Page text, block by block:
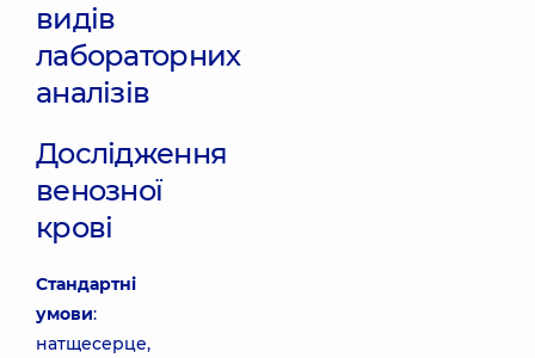
видів
лабораторних
аналізів
Дослідження
венозної
крові
Стандартні
умови:
натщесерце,